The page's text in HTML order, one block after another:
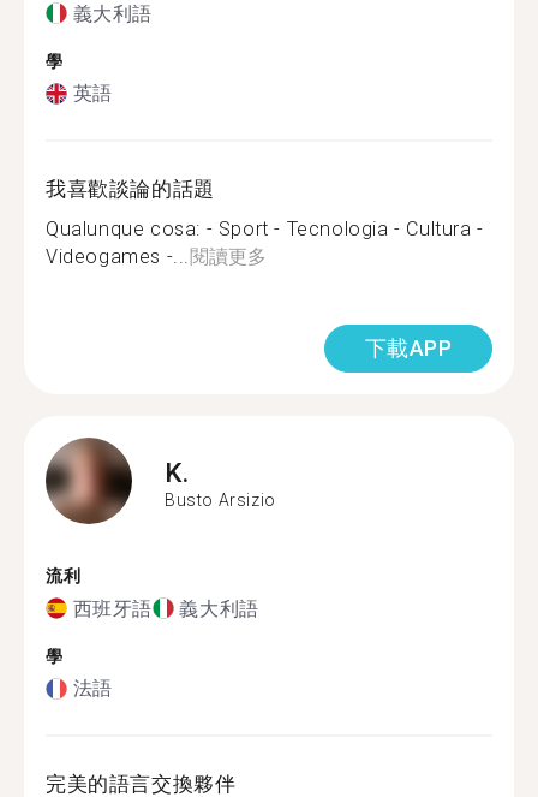
義大利語
學
英語
我喜歡談論的話題
Qualunque cosa: - Sport - Tecnologia - Cultura -
Videogames -...閱讀更多
下載APP
K.
Busto Arsizio
流利
西班牙語 義大利語
學
法語
完美的語言交換夥伴